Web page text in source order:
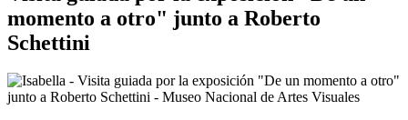
momento a otro" junto a Roberto
Schettini